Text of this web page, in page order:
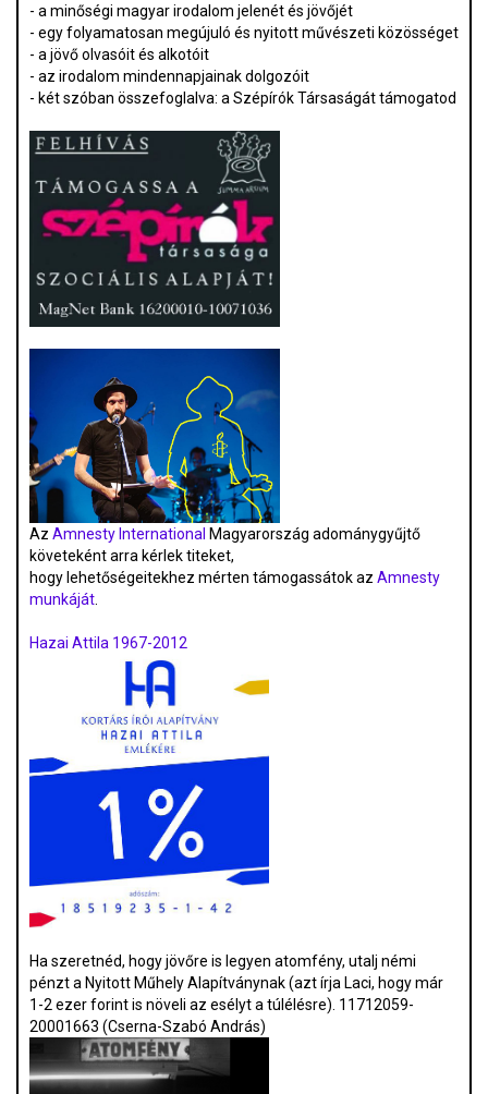
- a minőségi magyar irodalom jelenét és jövőjét
- egy folyamatosan megújuló és nyitott művészeti közösséget
- a jövő olvasóit és alkotóit
- az irodalom mindennapjainak dolgozóit
- két szóban összefoglalva: a Szépírók Társaságát támogatod
Az Amnesty International Magyarország adománygyűjtő
követeként arra kérlek titeket,
hogy lehetőségeitekhez mérten támogassátok az Amnesty
munkáját
Hazai Attila 1967-2012
Ha szeretnéd, hogy jövőre is legyen atomfény, utalj némi
pénzt a Nyitott Műhely Alapítványnak (azt írja Laci, hogy már
1-2 ezer forint is növeli az esélyt a túlélésre). 11712059-
20001663 (Cserna-Szabó András)